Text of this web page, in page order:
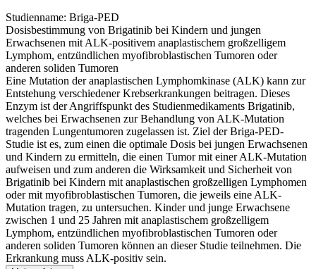
Studienname: Briga-PED
Dosisbestimmung von Brigatinib bei Kindern und jungen
Erwachsenen mit ALK-positivem anaplastischem großzelligem
Lymphom, entzündlichen myofibroblastischen Tumoren oder
anderen soliden Tumoren
Eine Mutation der anaplastischen Lymphomkinase (ALK) kann zur
Entstehung verschiedener Krebserkrankungen beitragen. Dieses
Enzym ist der Angriffspunkt des Studienmedikaments Brigatinib,
welches bei Erwachsenen zur Behandlung von ALK-Mutation
tragenden Lungentumoren zugelassen ist. Ziel der Briga-PED-
Studie ist es, zum einen die optimale Dosis bei jungen Erwachsenen
und Kindern zu ermitteln, die einen Tumor mit einer ALK-Mutation
aufweisen und zum anderen die Wirksamkeit und Sicherheit von
Brigatinib bei Kindern mit anaplastischen großzelligen Lymphomen
oder mit myofibroblastischen Tumoren, die jeweils eine ALK-
Mutation tragen, zu untersuchen. Kinder und junge Erwachsene
zwischen 1 und 25 Jahren mit anaplastischem großzelligem
Lymphom, entzündlichen myofibroblastischen Tumoren oder
anderen soliden Tumoren können an dieser Studie teilnehmen. Die
Erkrankung muss ALK-positiv sein.